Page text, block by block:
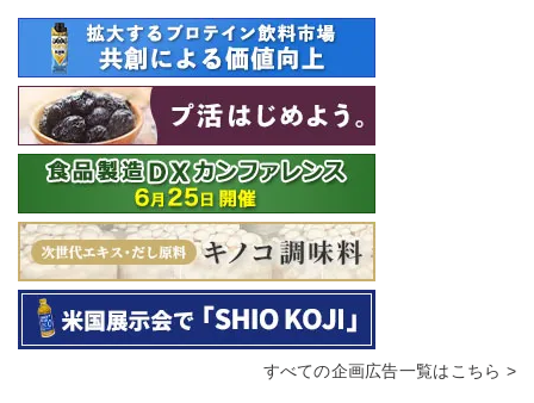
すべての企画広告一覧はこちら >